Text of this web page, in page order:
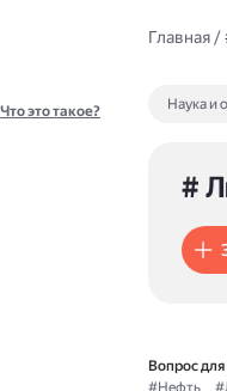
Что это такое?
Главная/
Наука и
#
Вопрос
#Нефть